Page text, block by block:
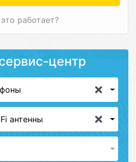
работает?
центр
антенны